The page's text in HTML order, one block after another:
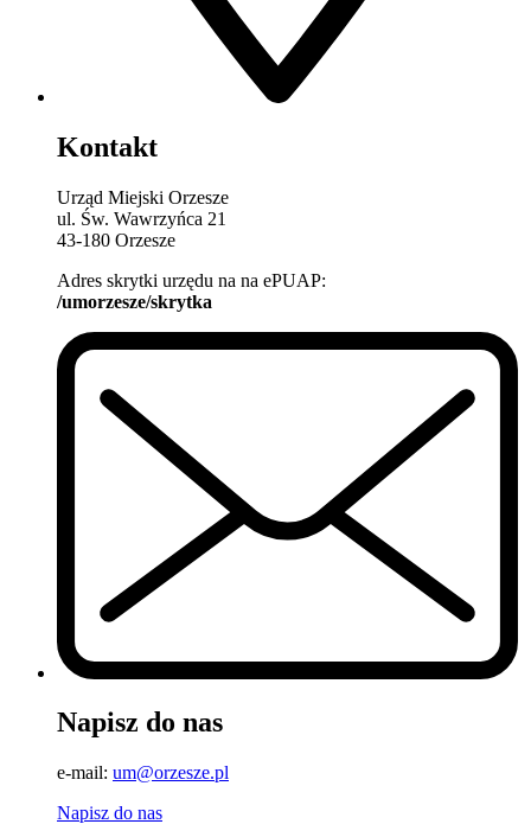
Kontakt
Urząd Miejski Orzesze
ul. Św. Wawrzyńca 21
43-180 Orzesze
Adres skrytki urzędu na na ePUAP:
/umorzesze/skrytka
Napisz do nas
e-mail: um@orzesze.pl
Napisz do nas